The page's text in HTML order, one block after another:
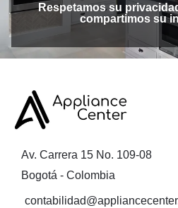
Respetamos su
compartimos su
Av. Carrera 15 No. 109-08
Bogotá - Colombia